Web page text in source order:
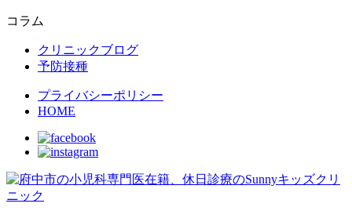
コラム
クリニックブログ
予防接種
プライバシーポリシー
HOME